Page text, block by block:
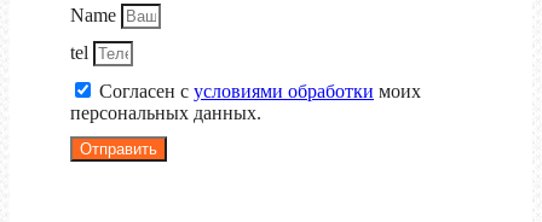
Name
tel
Согласен с условиями обработки моих
персональных данных.
Отправить